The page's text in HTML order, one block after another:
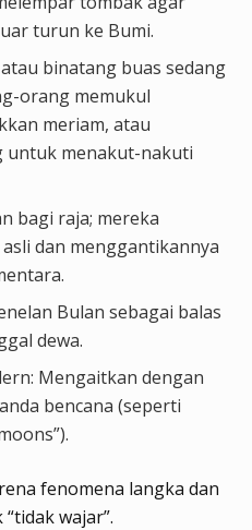
turun ke Bumi.
binatang buas sedang
orang memukul
meriam, atau
untuk menakut-nakuti
bagi raja; mereka
dan menggantikannya
Bulan sebagai balas
dewa.
: Mengaitkan dengan
bencana (seperti
fenomena langka dan
wajar”.